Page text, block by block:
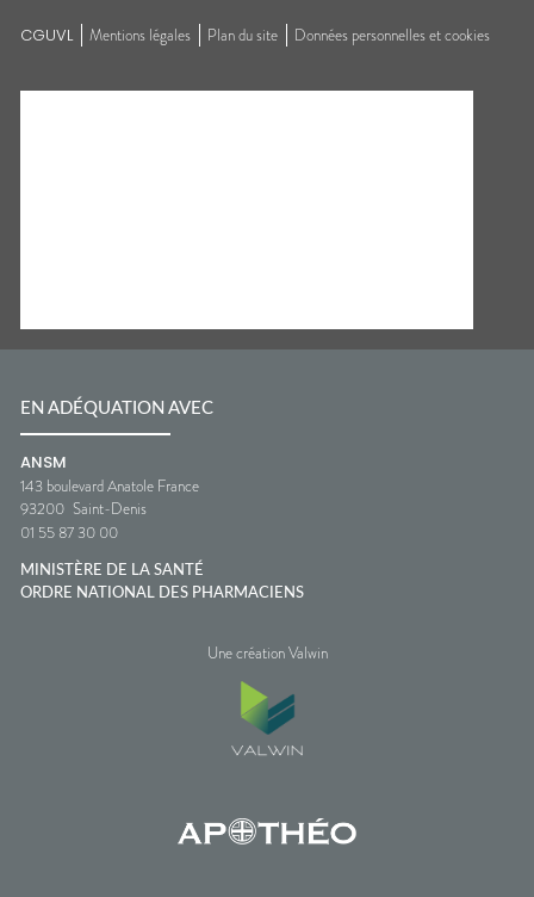
CGUVL Mentions légales Plan du site Données personnelles et cookies
EN ADÉQUATION AVEC
ANSM
143 boulevard Anatole France
93200 Saint-Denis
01 55 87 30 00
MINISTÈRE DE LA SANTÉ
ORDRE NATIONAL DES PHARMACIENS
Une création Valwin